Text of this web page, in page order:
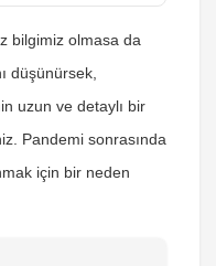
bilgimiz olmasa da
düşünürsek,
uzun ve detaylı bir
Pandemi sonrasında
için bir neden